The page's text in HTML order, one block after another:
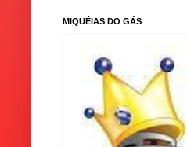
MIQUÉIAS DO GÁS